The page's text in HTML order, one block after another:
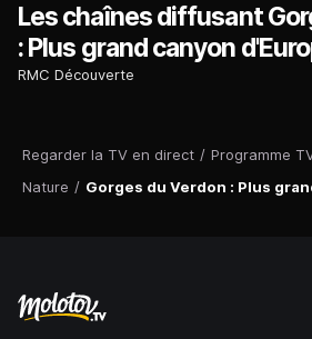
Regarder la TV en direct / Programme
Nature / Gorges du Verdon : Plus
Les chaînes diffusant
: Plus grand canyon
RMC Découverte